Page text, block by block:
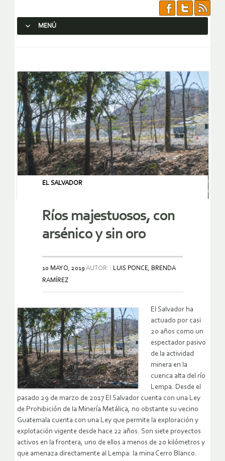
MENÚ
EL SALVADOR
Ríos majestuosos, con
arsénico y sin oro
10 MAYO, 2019 AUTOR:
LUIS PONCE, BRENDA
RAMÍREZ
El Salvador ha
actuado por casi
20 años como un
espectador pasivo
de la actividad
minera en la
cuenca alta del río
Lempa. Desde el
pasado 29 de marzo de 2017 El Salvador cuenta con una Ley
de Prohibición de la Minería Metálica, no obstante su vecino
Guatemala cuenta con una Ley que permite la exploración y
explotación vigente desde hace 22 años. Son siete proyectos
activos en la frontera, uno de ellos a menos de 20 kilómetros y
que amenaza directamente al Lempa: la mina Cerro Blanco.